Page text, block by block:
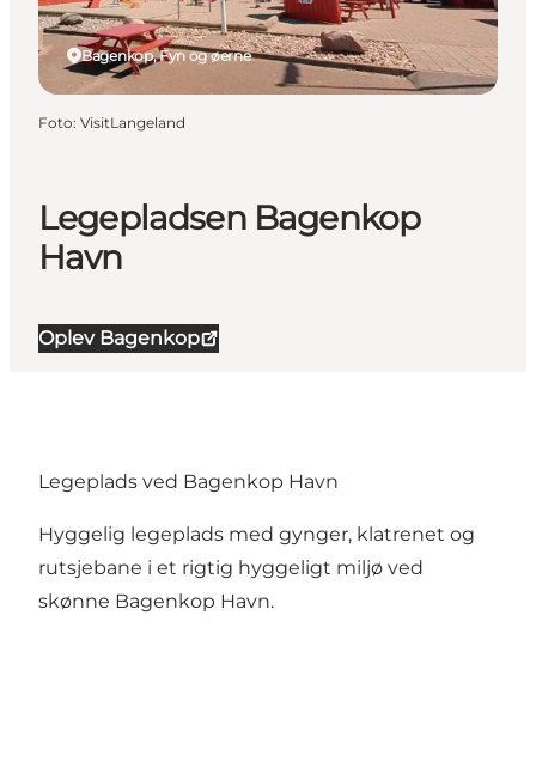
Legepladsen Bagenkop
Havn
Oplev Bagenkop
Bagenkop, Fyn og øerne
Foto: VisitLangeland
Legeplads ved Bagenkop Havn
Hyggelig legeplads med gynger, klatrenet og
rutsjebane i et rigtig hyggeligt miljø ved
skønne Bagenkop Havn.